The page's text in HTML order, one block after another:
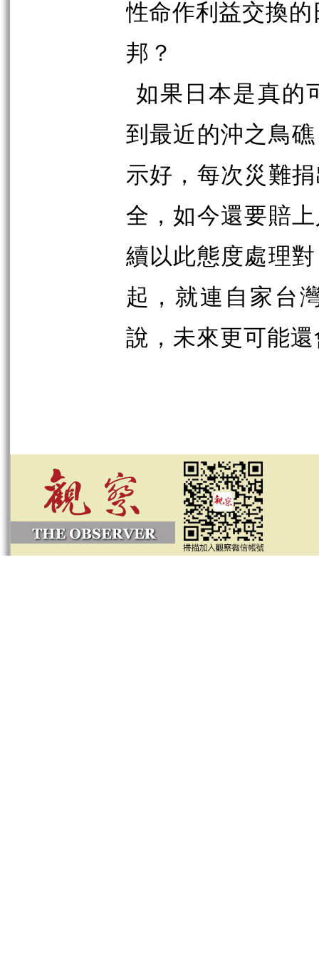
性命作利益交換的
邦？
如果日本是真的
到最近的沖之鳥
示好，每次災難
全，如今還要賠
續以此態度處理
起，就連自家台
說，未來更可能